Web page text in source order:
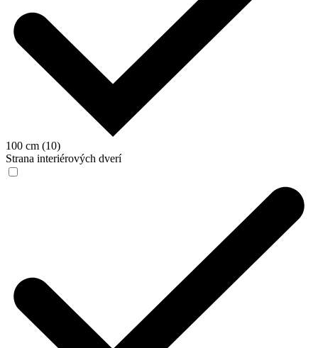
100 cm (10)
Strana interiérových dverí